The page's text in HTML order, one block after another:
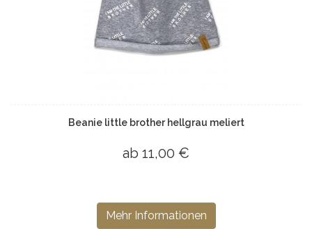
Beanie little brother hellgrau meliert
ab 11,00 €
Mehr Informationen